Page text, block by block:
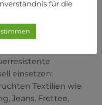
Mit POLY SHEEN
unter den Mettler-
ist nicht nur
einsetzen:
Textilien wie
Jeans, Frottee,
für die